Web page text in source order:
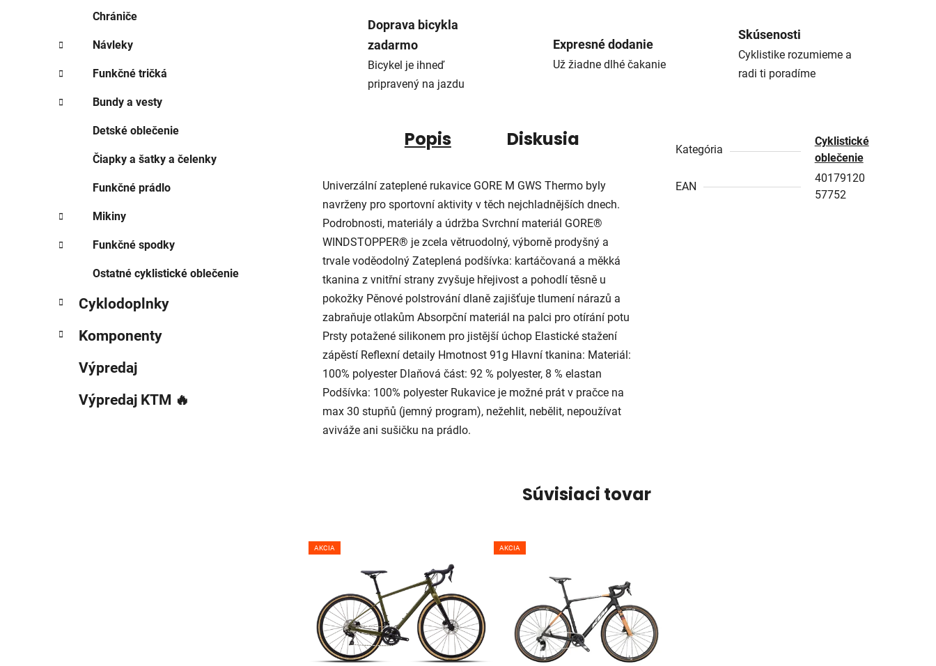
Chrániče
Návleky
Funkčné tričká
Bundy a vesty
Detské oblečenie
Čiapky a šatky a čelenky
Funkčné prádlo
Mikiny
Funkčné spodky
Ostatné cyklistické oblečenie
Cyklodoplnky
Komponenty
Výpredaj
Výpredaj KTM 🔥
Doprava bicykla
zadarmo
Bicykel je ihneď
pripravený na jazdu
Expresné dodanie
Už žiadne dlhé čakanie
Skúsenosti
Cyklistike rozumieme a
radi ti poradíme
Popis Diskusia
Univerzální zateplené rukavice GORE M GWS Thermo byly
navrženy pro sportovní aktivity v těch nejchladnějších dnech.
Podrobnosti, materiály a údržba Svrchní materiál GORE®
WINDSTOPPER® je zcela větruodolný, výborně prodyšný a
trvale voděodolný Zateplená podšívka: kartáčovaná a měkká
tkanina z vnitřní strany zvyšuje hřejivost a pohodlí těsně u
pokožky Pěnové polstrování dlaně zajišťuje tlumení nárazů a
zabraňuje otlakům Absorpční materiál na palci pro otírání potu
Prsty potažené silikonem pro jistější úchop Elastické stažení
zápěstí Reflexní detaily Hmotnost 91g Hlavní tkanina: Materiál:
100% polyester Dlaňová část: 92 % polyester, 8 % elastan
Podšívka: 100% polyester Rukavice je možné prát v pračce na
max 30 stupňů (jemný program), nežehlit, nebělit, nepoužívat
aviváže ani sušičku na prádlo.
Kategória
Cyklistické
oblečenie
EAN
40179120
57752
Súvisiaci tovar
AKCIA AKCIA